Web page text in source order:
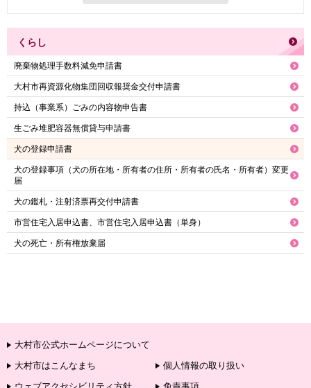
くらし
廃棄物処理手数料減免申請書
大村市再資源化物集団回収報奨金交付申請書
持込（事業系）ごみの内容物申告書
生ごみ堆肥容器無償貸与申請書
犬の登録申請書
犬の登録事項（犬の所在地・所有者の住所・所有者の氏名・所有者）変更
届
犬の鑑札・注射済票再交付申請書
市営住宅入居申込書、市営住宅入居申込書（単身）
犬の死亡・所有権放棄届
大村市公式ホームページについて
大村市はこんなまち
個人情報の取り扱い